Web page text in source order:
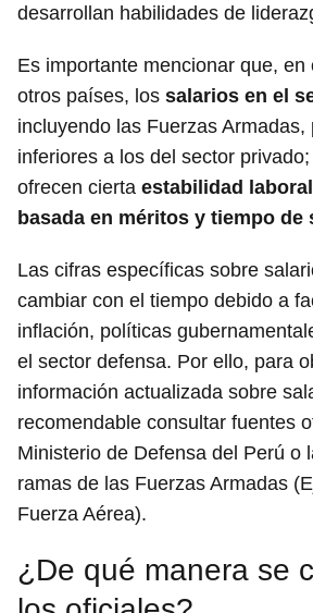
desarrollan habilidades de
Es importante mencionar que, en
otros países, los salarios en el
incluyendo las Fuerzas Armadas,
inferiores a los del sector
ofrecen cierta estabilidad laboral
basada en méritos y tiempo de
Las cifras específicas sobre
cambiar con el tiempo debido a
inflación, políticas
el sector defensa. Por ello, para
información actualizada sobre
recomendable consultar fuentes
Ministerio de Defensa del Perú o
ramas de las Fuerzas Armadas
Fuerza Aérea).
¿De qué manera se